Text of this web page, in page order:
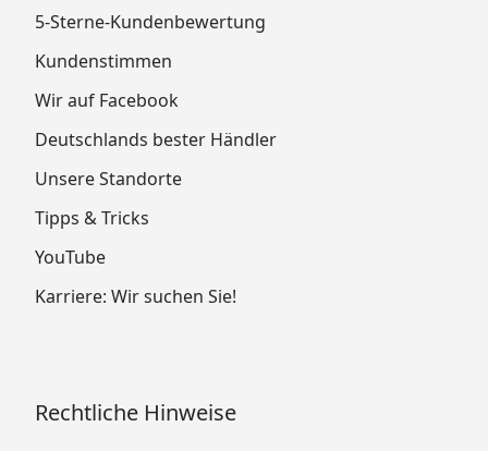
5-Sterne-Kundenbewertung
Kundenstimmen
Wir auf Facebook
Deutschlands bester Händler
Unsere Standorte
Tipps & Tricks
YouTube
Karriere: Wir suchen Sie!
Rechtliche Hinweise